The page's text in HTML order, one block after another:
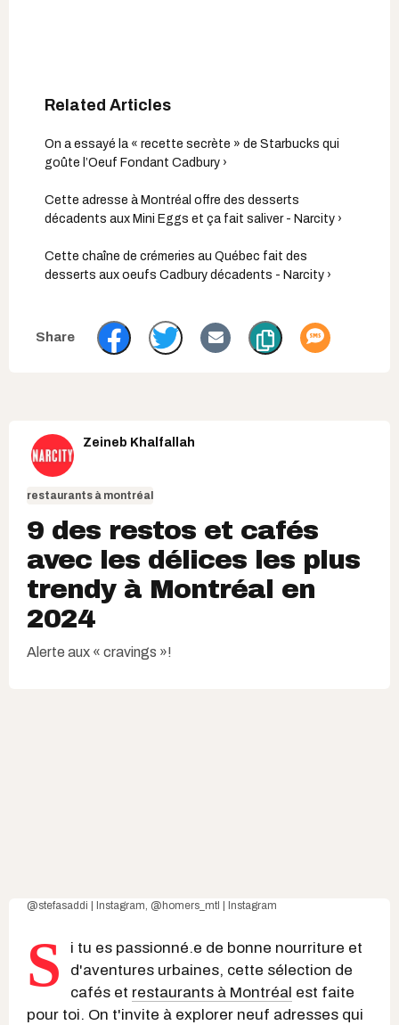
On a essayé la « recette secrète » de Starbucks qui
goûte l’Oeuf Fondant Cadbury ›
Cette adresse à Montréal offre des desserts
décadents aux Mini Eggs et ça fait saliver - Narcity ›
Cette chaîne de crémeries au Québec fait des
desserts aux oeufs Cadbury décadents - Narcity ›
Zeineb Khalfallah
restaurants à montréal
9 des restos et cafés
avec les délices les plus
trendy à Montréal en
2024
Alerte aux « cravings »!
@stefasaddi | Instagram, @homers_mtl | Instagram
S
i tu es passionné.e de bonne nourriture et
d'aventures urbaines, cette sélection de
cafés et restaurants à Montréal est faite
pour toi. On t'invite à explorer neuf adresses qui